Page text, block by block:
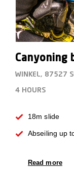
Canyoning
WINKEL, 87527
4 HOURS
18m slide
Abseiling up
Read more